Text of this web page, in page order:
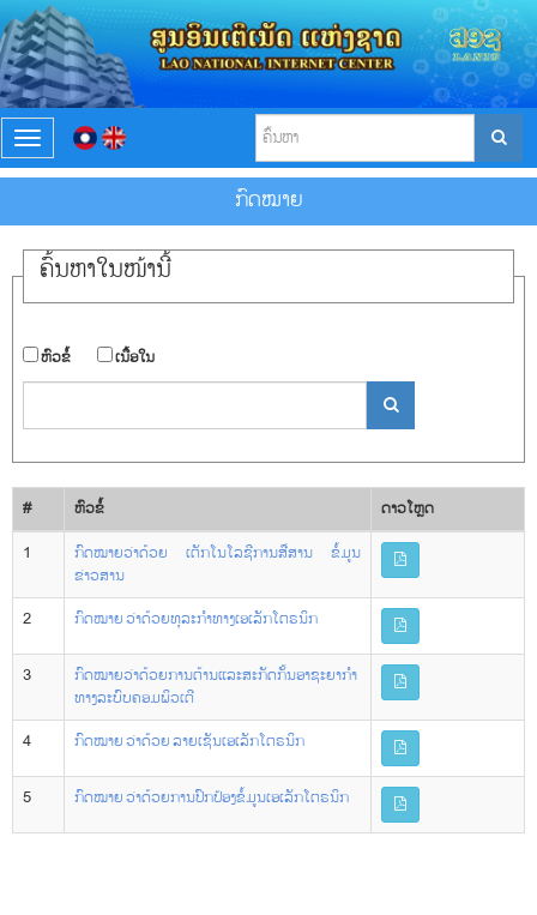
T
o
g
l
e
a
i
g
a
i
o
ກົດໝາຍ
ຄົ້ນ​ຫາ​ໃນ​ໜ້ານີ້
​ຫົວ​ຂໍ້ ​ເນື້ອ​ໃນ
# ​ຫົວ​ຂໍ້
ດາວ​ໂຫຼດ
1
ກົດໝາຍວ່າດ້ວຍ ເຕັກໂນໂລຊີການສື່ສານ ຂໍ້ມູນ
ຂ່າວສານ
2
ກົດໝາຍ ວ່າດ້ວຍທຸລະກໍາທາງເອເລັກໂຕຣນິກ
3
ກົດໝາຍວ່າດ້ວຍການຕ້ານແລະສະກັດກັ້ນອາຊະຍາກຳ
ທາງລະບົບຄອມພິວເຕີ
4
ກົດໝາຍ ວ່າດ້ວຍ ລາຍເຊັນເອເລັກໂຕຣນິກ
5 ກົດໝາຍ ວ່າດ້ວຍການປົກປ້ອງຂໍ້ມູນເອເລັກໂຕຣນິກ